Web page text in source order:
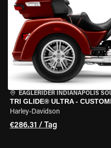
EAGLERIDER INDIANAPOLIS
TRI GLIDE® ULTRA -
Harley-Davidson
€286.31 / Tag